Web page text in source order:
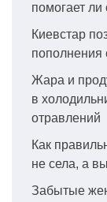
помогает ли
Киевстар
пополнения
Жара и
в
отравлений
Как
не села, а
Забытые